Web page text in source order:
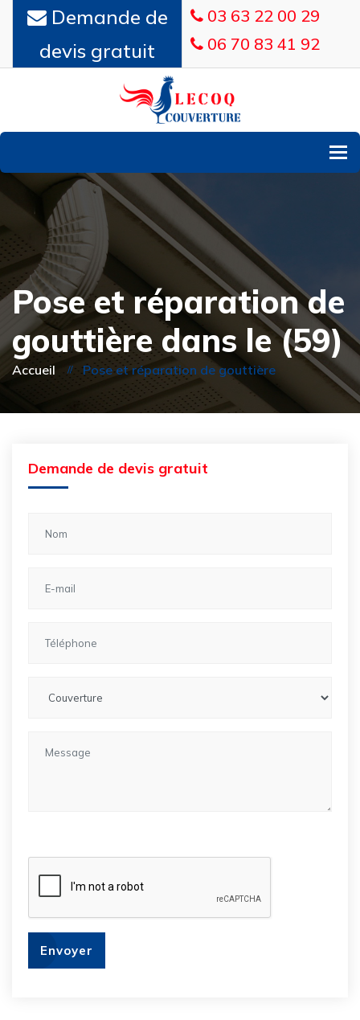
03 63 22 00 29
06 70 83 41 92
Demande de
devis gratuit
Pose et réparation de
gouttière dans le (59)
Accueil Pose et réparation de gouttière
Demande de devis gratuit
Envoyer